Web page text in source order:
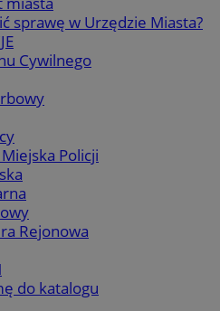
sprawę w Urzędzie Miasta?
Cywilnego
Policji
Rejonowa
do katalogu